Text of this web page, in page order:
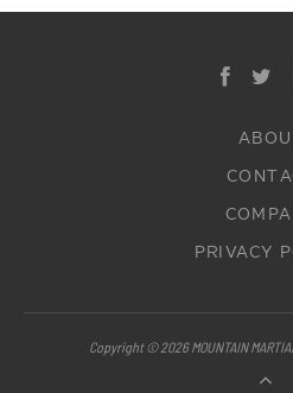
PRIVACY
Copyright © 2026 MOUNTAIN